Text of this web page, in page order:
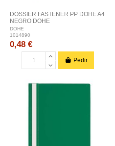
DOSSIER FASTENER PP DOHE A4
NEGRO DOHE
DOHE
1014890
0,48 €
Pedir